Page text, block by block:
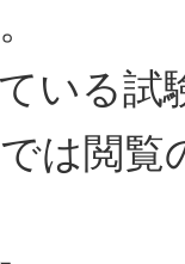
いる試
は閲